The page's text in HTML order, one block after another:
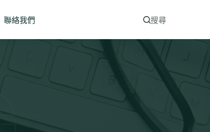
聯絡我們 搜尋